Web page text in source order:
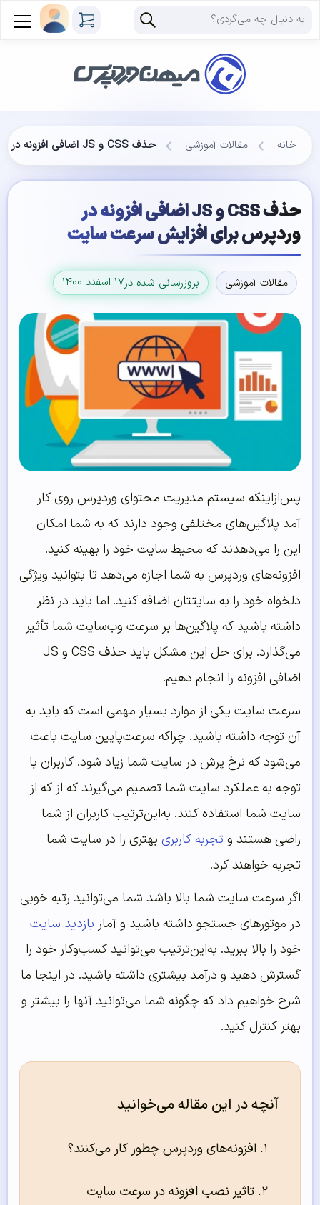
خانه مقالات آموزشی حذف CSS و JS اضافی افزونه در وردپرس برای افزایش سرعت سایت
حذف CSS و JS اضافی افزونه در
وردپرس برای افزایش سرعت سایت
مقالات آموزشی بروزرسانی شده در۱۷ اسفند ۱۴۰۰
پس‌ازاینکه سیستم مدیریت محتوای وردپرس روی کار
آمد پلاگین‌های مختلفی وجود دارند که به شما امکان
این را می‌دهدند که محیط سایت خود را بهینه کنید.
افزونه‌های وردپرس به شما اجازه می‌دهد تا بتوانید ویژگی
دلخواه خود را به سایتتان اضافه کنید. اما باید در نظر
داشته باشید که پلاگین‌ها بر سرعت وب‌سایت شما تأثیر
می‌گذارد. برای حل این مشکل باید حذف CSS و JS
اضافی افزونه را انجام دهیم.
سرعت سایت یکی از موارد بسیار مهمی است که باید به
آن توجه داشته باشید. چراکه سرعت‌پایین سایت باعث
می‌شود که نرخ پرش در سایت شما زیاد شود. کاربران با
توجه به عملکرد سایت شما تصمیم می‌گیرند که از که از
سایت شما استفاده کنند. به‌این‌ترتیب کاربران از شما
راضی هستند و تجربه کاربری بهتری را در سایت شما
تجربه خواهند کرد.
اگر سرعت سایت شما بالا باشد شما می‌توانید رتبه خوبی
در موتورهای جستجو داشته باشید و آمار بازدید سایت
خود را بالا ببرید. به‌این‌ترتیب می‌توانید کسب‌وکار خود را
گسترش دهید و درآمد بیشتری داشته باشید. در اینجا ما
شرح خواهیم داد که چگونه شما می‌توانید آنها را بیشتر و
بهتر کنترل کنید.
آنچه در این مقاله می‌خوانید
افزونه‌‌های وردپرس چطور کار می‌‌کنند؟
تاثیر نصب افزونه در سرعت سایت